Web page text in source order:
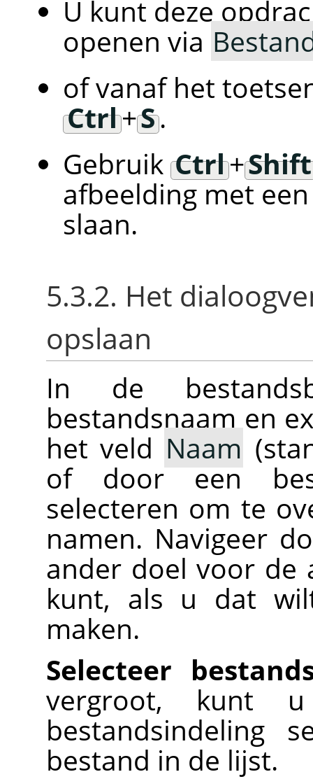
U kunt deze
openen via
of vanaf het
Ctrl+S.
Gebruik Ctrl+Shift
afbeelding met
slaan.
5.3.2. Het
opslaan
In de
bestandsnaam en
het veld Naam
of door een
selecteren om te
namen. Navigeer
ander doel voor de
kunt, als u dat
maken.
Selecteer
vergroot, kunt u
bestandsindeling
bestand in de lijst.